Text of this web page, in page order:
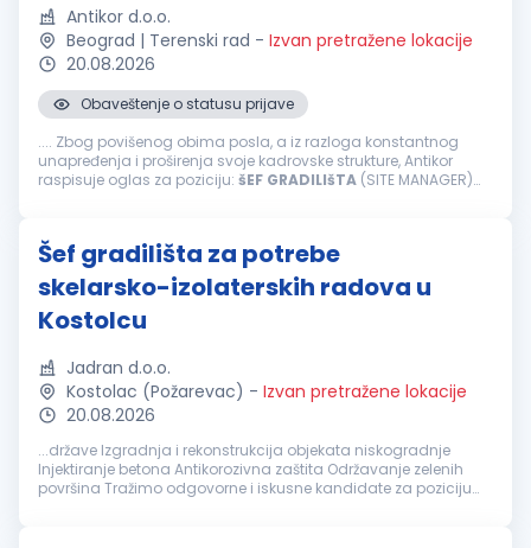
Antikor d.o.o.
Beograd | Terenski rad - Izvan pretražene lokacije
20.08.2026
Obaveštenje o statusu prijave
.... Zbog povišenog obima posla, a iz razloga konstantnog
unapređenja i proširenja svoje kadrovske strukture, Antikor
raspisuje oglas za poziciju: šEF GRADILIšTA (SITE MANAGER)
Šef gradilišta za potrebe
skelarsko-izolaterskih radova u
Kostolcu
Jadran d.o.o.
Kostolac (Požarevac) - Izvan pretražene lokacije
20.08.2026
...države Izgradnja i rekonstrukcija objekata niskogradnje
Injektiranje betona Antikorozivna zaštita Održavanje zelenih
površina Tražimo odgovorne i iskusne kandidate za poziciju